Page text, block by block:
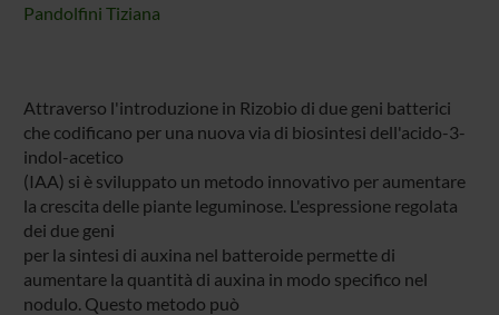
Pandolfini Tiziana
Attraverso l'introduzione in Rizobio di due geni batterici
che codificano per una nuova via di biosintesi dell'acido-3-
indol-acetico
(IAA) si è sviluppato un metodo innovativo per aumentare
la crescita delle piante leguminose. L'espressione regolata
dei due geni
per la sintesi di auxina nel batteroide permette di
aumentare la quantità di auxina in modo specifico nel
nodulo. Questo metodo può